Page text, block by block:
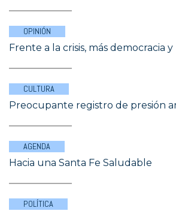
OPINIÓN
Frente a la crisis, más democracia
CULTURA
Preocupante registro de presión
AGENDA
Hacia una Santa Fe Saludable
POLÍTICA